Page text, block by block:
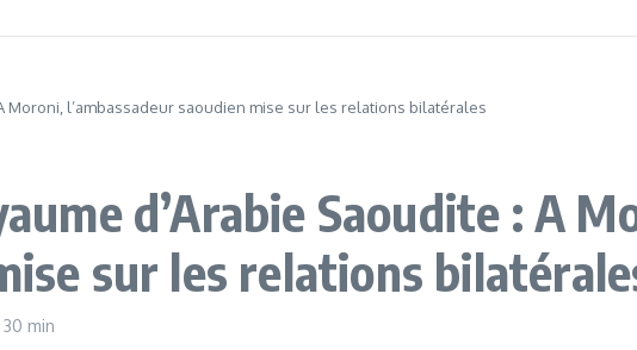
Moroni, l’ambassadeur saoudien mise sur les relations bilatérales
d’Arabie Saoudite : A
sur les relations
min